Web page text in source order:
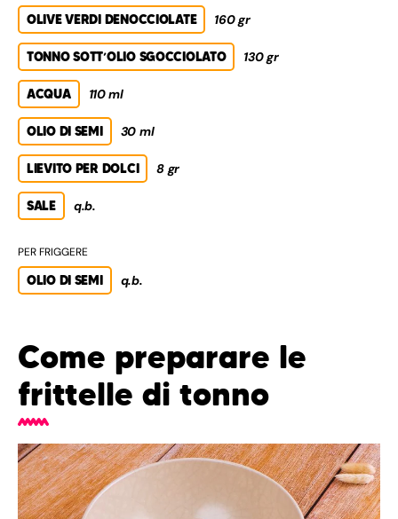
OLIVE VERDI DENOCCIOLATE 160 gr
TONNO SOTT’OLIO SGOCCIOLATO 130 gr
ACQUA 110 ml
OLIO DI SEMI 30 ml
LIEVITO PER DOLCI 8 gr
SALE q.b.
PER FRIGGERE
OLIO DI SEMI q.b.
Come preparare le
frittelle di tonno